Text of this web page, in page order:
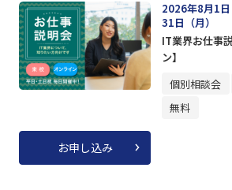
2026年8月1
31日（月）
IT業界お仕事
ン】
個別相談会
無料
お申し込み